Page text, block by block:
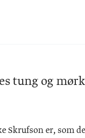
tung og
Skrufson er, som